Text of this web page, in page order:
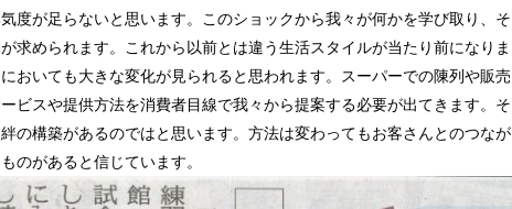
度が足らないと思います。このショックから我々が何かを学び取り、そ
求められます。これから以前とは違う生活スタイルが当たり前になりま
おいても大きな変化が見られると思われます。スーパーでの陳列や販売
ビスや提供方法を消費者目線で我々から提案する必要が出てきます。そ
の構築があるのではと思います。方法は変わってもお客さんとのつなが
のがあると信じています。